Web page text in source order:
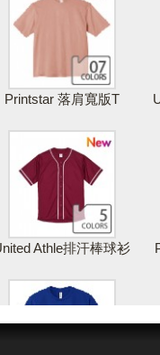
取得報價
Printstar 落肩寬版T
Athle排汗棒球衫